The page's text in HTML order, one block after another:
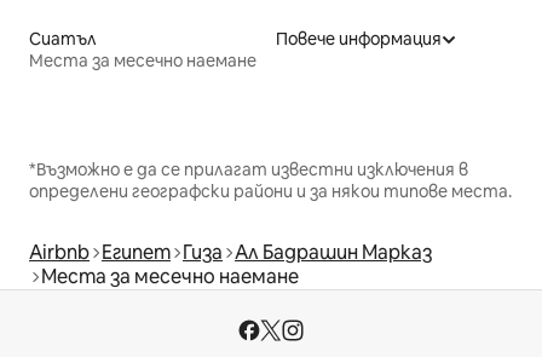
Сиатъл
Места за месечно наемане
Повече информация
*Възможно е да се прилагат известни изключения в
определени географски райони и за някои типове места.
Airbnb Египет Гиза Ал Бадрашин Марказ
Места за месечно наемане